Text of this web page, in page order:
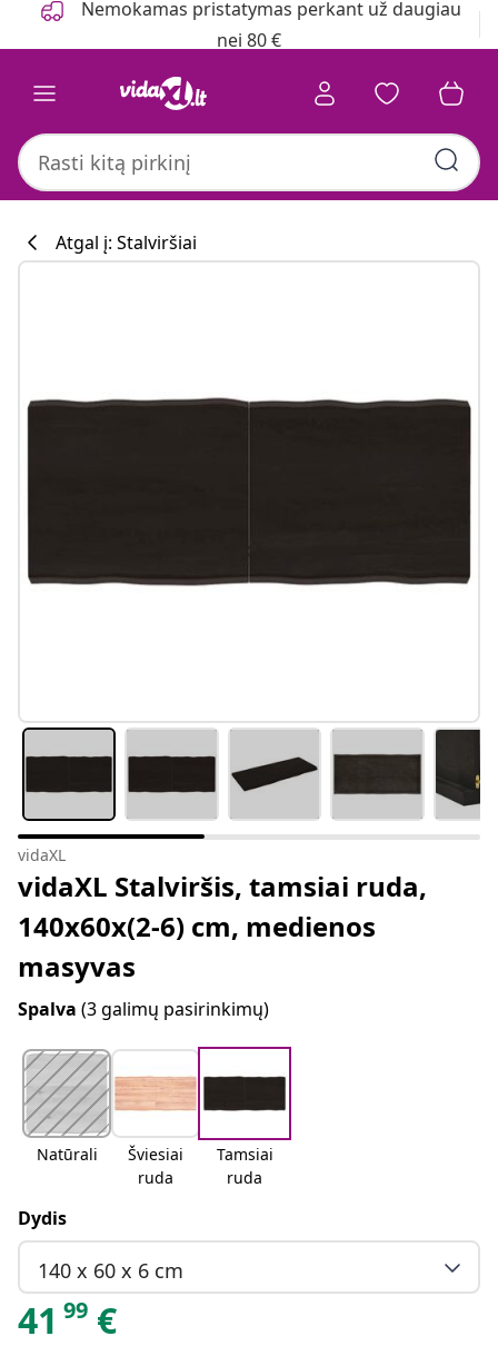
Nemokamas pristatymas perkant už daugiau
nei 80 €
Atgal į: Stalviršiai
vidaXL
vidaXL Stalviršis, tamsiai ruda,
140x60x(2-6) cm, medienos
masyvas
Spalva (3 galimų pasirinkimų)
Natūrali
Šviesiai
ruda
Tamsiai
ruda
Dydis
140 x 60 x 6 cm
41 99 €